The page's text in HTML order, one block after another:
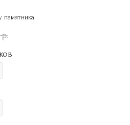
памятника
р.